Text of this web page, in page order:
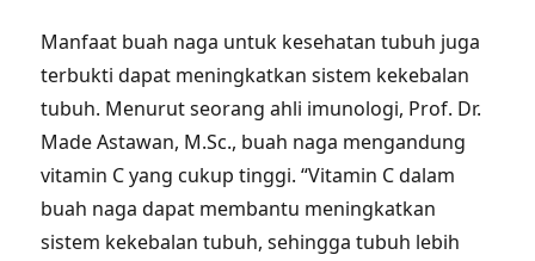
Manfaat buah naga untuk kesehatan tubuh juga
terbukti dapat meningkatkan sistem kekebalan
tubuh. Menurut seorang ahli imunologi, Prof. Dr.
Made Astawan, M.Sc., buah naga mengandung
vitamin C yang cukup tinggi. “Vitamin C dalam
buah naga dapat membantu meningkatkan
sistem kekebalan tubuh, sehingga tubuh lebih